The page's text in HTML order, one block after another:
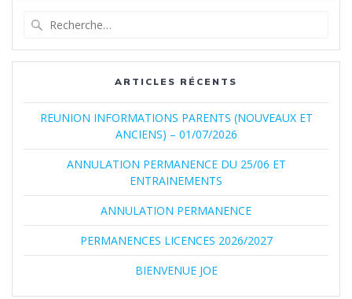
:
ARTICLES RÉCENTS
REUNION INFORMATIONS PARENTS (NOUVEAUX ET
ANCIENS) – 01/07/2026
ANNULATION PERMANENCE DU 25/06 ET
ENTRAINEMENTS
ANNULATION PERMANENCE
PERMANENCES LICENCES 2026/2027
BIENVENUE JOE